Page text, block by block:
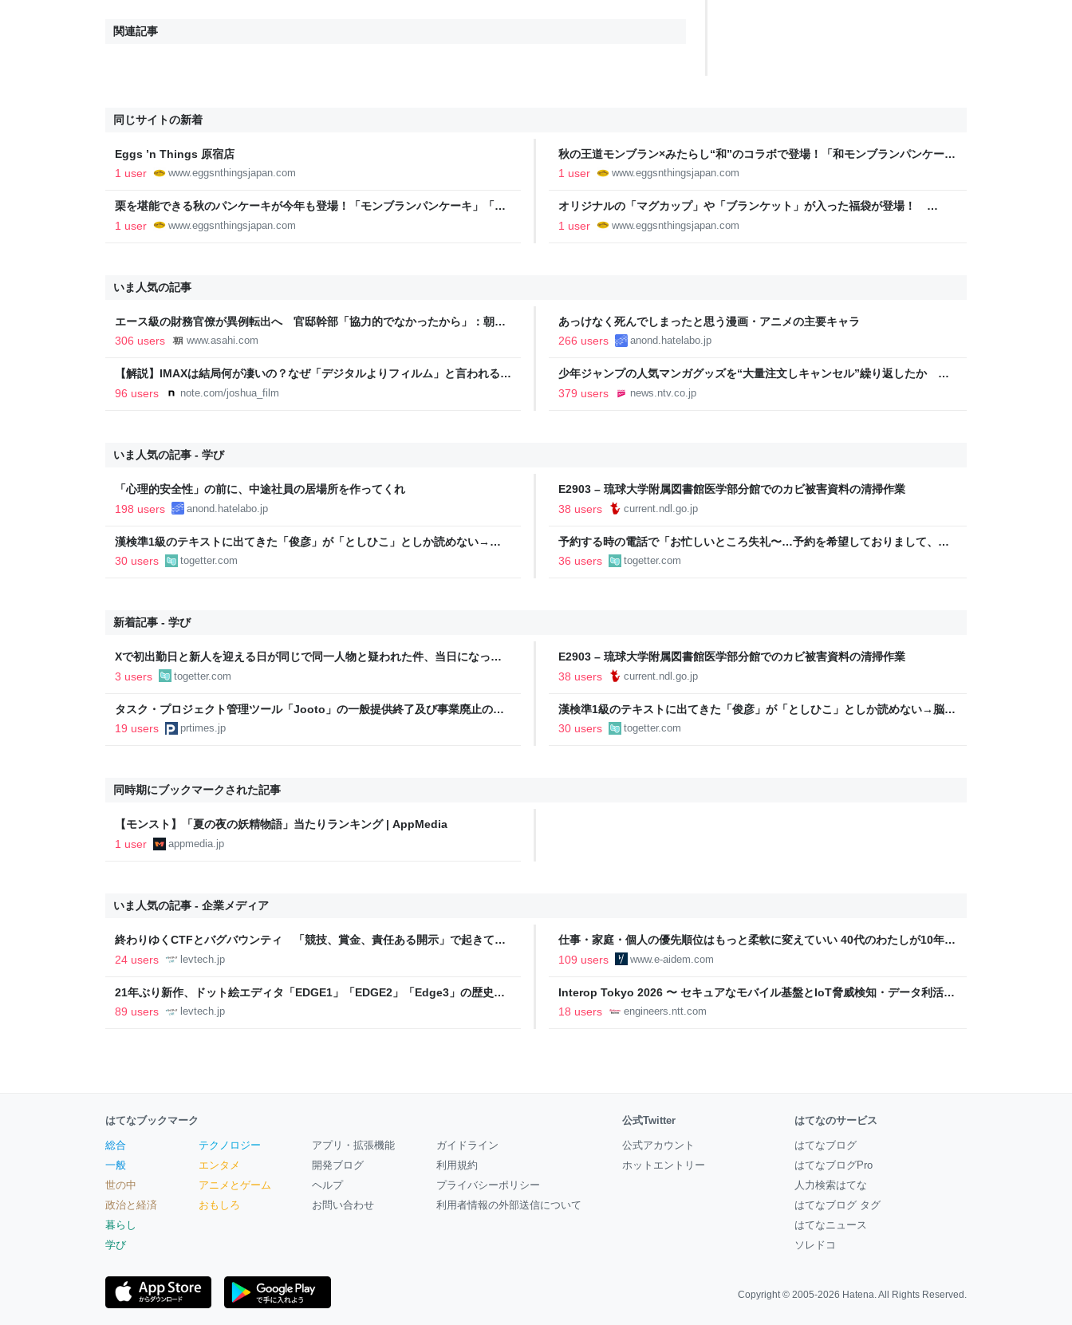
関連記事
同じサイトの新着
Eggs ’n Things 原宿店
1 user
www.eggsnthingsjapan.com
秋の王道モンブラン×みたらし“和”のコラボで登場！「和モンブランパンケー
キ」「クリーミーマッシュルームバーガー」9月25日（水）～10月24日（木） -
1 user www.eggsnthingsjapan.com
栗を堪能できる秋のパンケーキが今年も登場！「モンブランパンケーキ」「ク
リーミーマッシュルーム ロコ・モコ」9月1日（金）～9月28日（木）まで販売
1 user www.eggsnthingsjapan.com
オリジナルの「マグカップ」や「ブランケット」が入った福袋が登場！
「LUCKY BAG 2023」2023年1月1日（日）より販売！オンライン予約販売も
1 user www.eggsnthingsjapan.com
いま人気の記事
エース級の財務官僚が異例転出へ 官邸幹部「協力的でなかったから」：朝日
新聞
306 users www.asahi.com
あっけなく死んでしまったと思う漫画・アニメの主要キャラ
266 users
anond.hatelabo.jp
【解説】IMAXは結局何が凄いの？なぜ「デジタルよりフィルム」と言われるの
か？｜Joshua Connolly
96 users note.com/joshua_film
少年ジャンプの人気マンガグッズを“大量注文しキャンセル”繰り返したか 女
逮捕 総額43億円以上（2026年8月6日掲載）｜日テレNEWS NNN
379 users news.ntv.co.jp
いま人気の記事 - 学び
「心理的安全性」の前に、中途社員の居場所を作ってくれ
198 users
anond.hatelabo.jp
E2903 – 琉球大学附属図書館医学部分館でのカビ被害資料の清掃作業
38 users
current.ndl.go.jp
漢検準1級のテキストに出てきた「俊彦」が「としひこ」としか読めない→脳
内に登場する、選び抜かれた俊彦たち
30 users togetter.com
予約する時の電話で「お忙しいところ失礼〜…予約を希望しておりまして、は
い、明日◯日の12時に、人数は…」と丁寧に話されるより、受ける側としては
もっと簡潔な方が楽なんだよな
36 users togetter.com
新着記事 - 学び
Xで初出勤日と新人を迎える日が同じで同一人物と疑われた件、当日になって
同じ会社だったことが判明…新人は早速「最悪」と投稿、その後に「上司は無
3 users togetter.com
E2903 – 琉球大学附属図書館医学部分館でのカビ被害資料の清掃作業
38 users
current.ndl.go.jp
タスク・プロジェクト管理ツール「Jooto」の一般提供終了及び事業廃止の決
定に関するお知らせ
19 users prtimes.jp
漢検準1級のテキストに出てきた「俊彦」が「としひこ」としか読めない→脳内
に登場する、選び抜かれた俊彦たち
30 users togetter.com
同時期にブックマークされた記事
【モンスト】「夏の夜の妖精物語」当たりランキング | AppMedia
1 user
appmedia.jp
いま人気の記事 - 企業メディア
終わりゆくCTFとバグバウンティ 「競技、賞金、責任ある開示」で起きてい
ること【フォーカス】 - レバテックLAB
24 users levtech.jp
仕事・家庭・個人の優先順位はもっと柔軟に変えていい 40代のわたしが10年後
の自分に伝えたいこと - りっすん by イーアイデム
109 users www.e-aidem.com
21年ぶり新作、ドット絵エディタ「EDGE1」「EDGE2」「Edge3」の歴史に
ついて作者に聞く【フォーカス】 - レバテックLAB
89 users levtech.jp
Interop Tokyo 2026 〜 セキュアなモバイル基盤とIoT脅威検知・データ利活用
への取り組み 〜 - NTT docomo Business Engineers' Blog
18 users engineers.ntt.com
はてなブックマーク
総合
一般
世の中
政治と経済
暮らし
学び
テクノロジー
エンタメ
アニメとゲーム
おもしろ
アプリ・拡張機能
開発ブログ
ヘルプ
お問い合わせ
ガイドライン
利用規約
プライバシーポリシー
利用者情報の外部送信について
公式Twitter
公式アカウント
ホットエントリー
はてなのサービス
はてなブログ
はてなブログPro
人力検索はてな
はてなブログ タグ
はてなニュース
ソレドコ
Copyright © 2005-2026 Hatena. All Rights Reserved.